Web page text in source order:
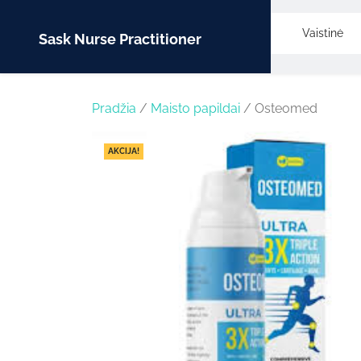
contentSask Nurse Practitioner Vaistinė
Pradžia / Maisto papildai / Osteomed
AKCIJA!